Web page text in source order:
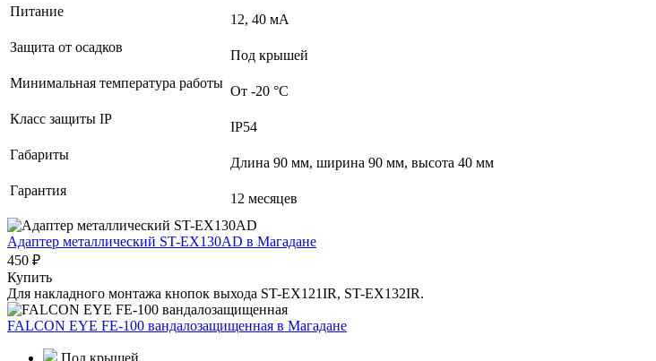
Питание
12, 40 мА
Защита от осадков
Под крышей
Минимальная температура работы
От -20 °C
Класс защиты IP
IP54
Габариты
Длина 90 мм, ширина 90 мм, высота 40 мм
Гарантия
12 месяцев
Адаптер металлический ST-EX130AD в Магадане
450 ₽
Купить
Для накладного монтажа кнопок выхода ST-EX121IR, ST-EX132IR.
FALCON EYE FE-100 вандалозащищенная в Магадане
Под крышей